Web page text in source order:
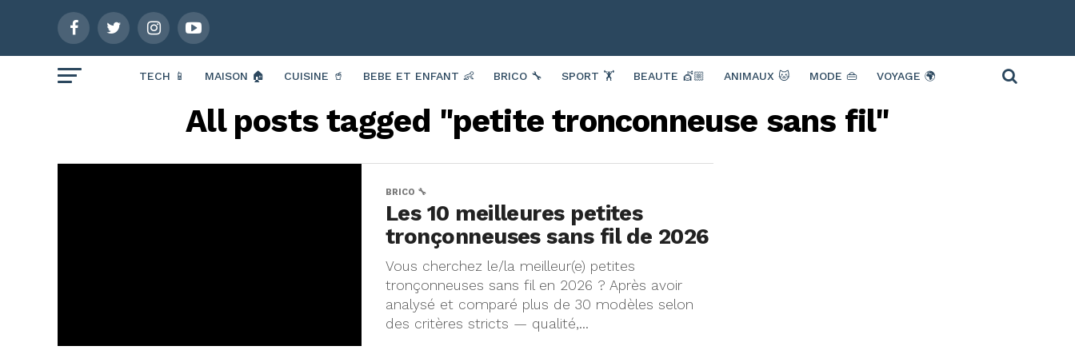
TECH 📱 MAISON 🏠 CUISINE 🥤 BEBE ET ENFANT 👶 BRICO 🔧 SPORT 🏋️ BEAUTE 💇🏼 ANIMAUX 🐱 MODE 👜 VOYAGE 🌍
All posts tagged "petite tronconneuse sans fil"
BRICO 🔧
Les 10 meilleures petites
tronçonneuses sans fil de 2026
Vous cherchez le/la meilleur(e) petites
tronçonneuses sans fil en 2026 ? Après avoir
analysé et comparé plus de 30 modèles selon
des critères stricts — qualité,...